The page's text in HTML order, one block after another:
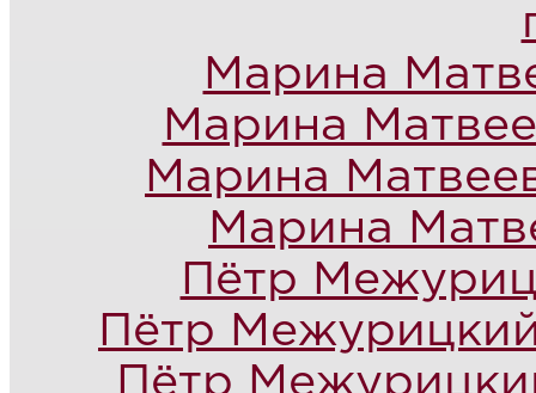
Марина
Марина
Марина
Марина
Пётр
Пётр
Пётр